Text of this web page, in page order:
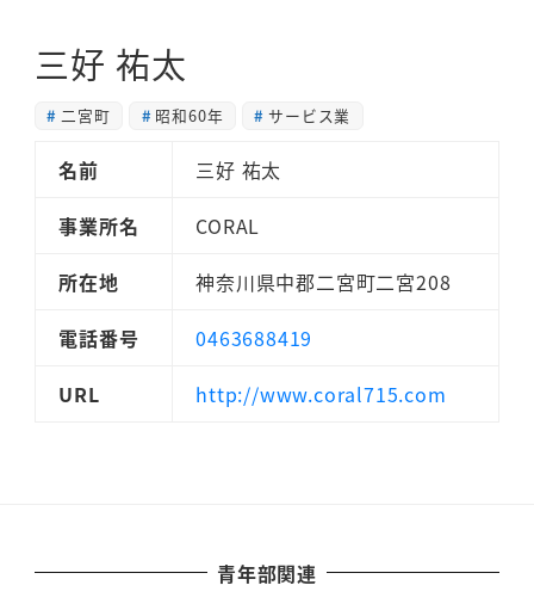
三好 祐太
二宮町 昭和60年 サービス業
名前
三好 祐太
事業所名
CORAL
所在地
神奈川県中郡二宮町二宮208
電話番号
0463688419
URL
http://www.coral715.com
青年部関連